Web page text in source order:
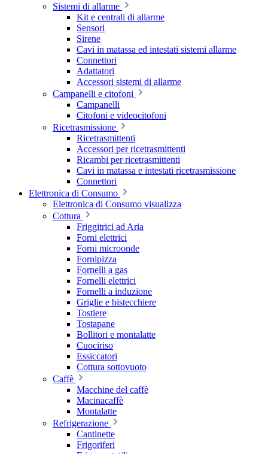
Sistemi di allarme
Kit e centrali di allarme
Sensori
Sirene
Cavi in matassa ed intestati sistemi allarme
Connettori
Adattatori
Accessori sistemi di allarme
Campanelli e citofoni
Campanelli
Citofoni e videocitofoni
Ricetrasmissione
Ricetrasmittenti
Accessori per ricetrasmittenti
Ricambi per ricetrasmittenti
Cavi in matassa e intestati ricetrasmissione
Connettori
Elettronica di Consumo
Elettronica di Consumo visualizza
Cottura
Friggitrici ad Aria
Forni elettrici
Forni microonde
Fornipizza
Fornelli a gas
Fornelli elettrici
Fornelli a induzione
Griglie e bistecchiere
Tostiere
Tostapane
Bollitori e montalatte
Cuociriso
Essiccatori
Cottura sottovuoto
Caffè
Macchine del caffè
Macinacaffè
Montalatte
Refrigerazione
Cantinette
Frigoriferi